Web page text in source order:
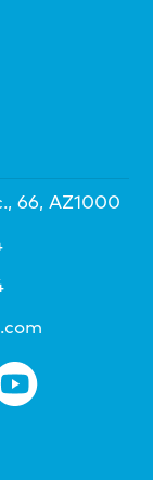
66, AZ1000